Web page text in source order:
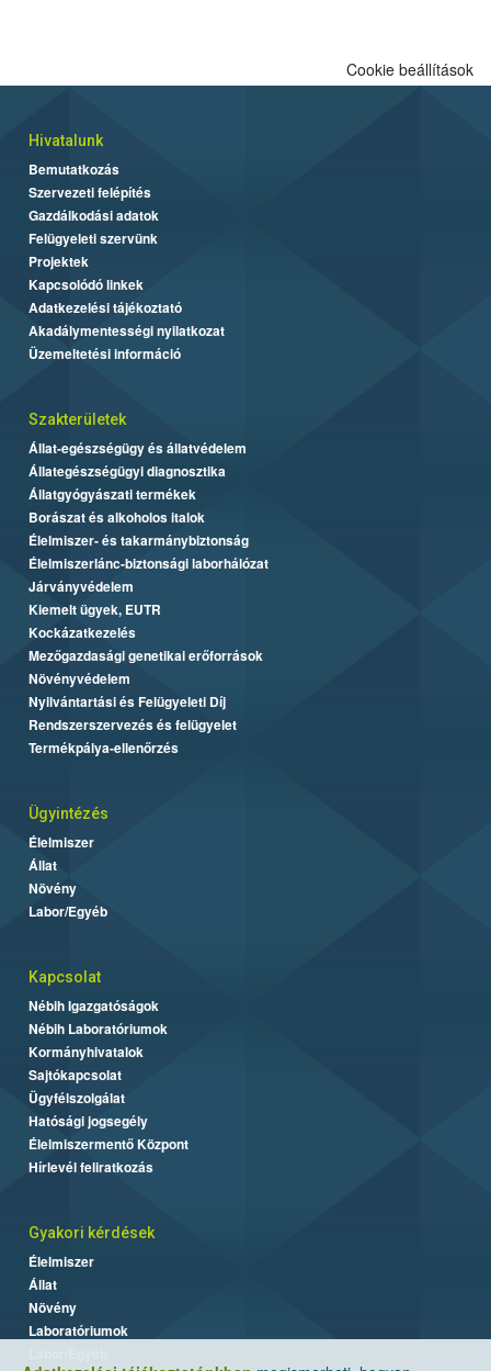
Cookie beállítások
Hivatalunk
Bemutatkozás
Szervezeti felépítés
Gazdálkodási adatok
Felügyeleti szervünk
Projektek
Kapcsolódó linkek
Adatkezelési tájékoztató
Akadálymentességi nyilatkozat
Üzemeltetési információ
Szakterületek
Állat-egészségügy és állatvédelem
Állategészségügyi diagnosztika
Állatgyógyászati termékek
Borászat és alkoholos italok
Élelmiszer- és takarmánybiztonság
Élelmiszerlánc-biztonsági laborhálózat
Járványvédelem
Kiemelt ügyek, EUTR
Kockázatkezelés
Mezőgazdasági genetikai erőforrások
Növényvédelem
Nyilvántartási és Felügyeleti Díj
Rendszerszervezés és felügyelet
Termékpálya-ellenőrzés
Ügyintézés
Élelmiszer
Állat
Növény
Labor/Egyéb
Kapcsolat
Nébih Igazgatóságok
Nébih Laboratóriumok
Kormányhivatalok
Sajtókapcsolat
Ügyfélszolgálat
Hatósági jogsegély
Élelmiszermentő Központ
Hírlevél feliratkozás
Gyakori kérdések
Élelmiszer
Állat
Növény
Laboratóriumok